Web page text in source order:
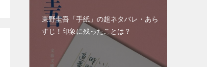
東野圭吾「手紙」の超ネタバレ・あら
すじ！印象に残ったことは？